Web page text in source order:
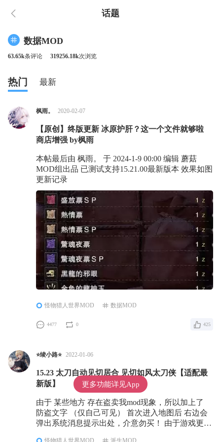
话题
数据MOD
63.65k条评论 319256.18k次浏览
热门 最新
枫雨。 2020-02-07
【原创】终版更新 冰原护肝？这一个文件就够啦
商店增强 by枫雨
本帖最后由 枫雨。 于 2024-1-9 00:00 编辑 蘑菇
MOD组出品 已测试支持15.21.00最新版本 效果如图
更新记录
怪物猎人世界MOD 数据MOD
4477 0 425
⭐绫小路⭐ 2022-01-06
15.23 太刀自动见切居合 见切如风太刀侠【适配最
新版】
由于 某些地方 存在盗卖我mod现象，所以加上了
防盗文字 （仅自己可见） 首次进入地图后 右边会
弹出系统消息提示出处，介意勿买！ 由于游戏更新
怪物猎人世界MOD 派生MOD
更多功能详见App